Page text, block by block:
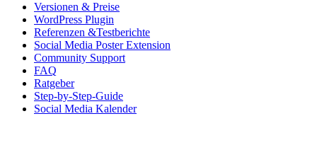
Versionen & Preise
WordPress Plugin
Referenzen &Testberichte
Social Media Poster Extension
Community Support
FAQ
Ratgeber
Step-by-Step-Guide
Social Media Kalender